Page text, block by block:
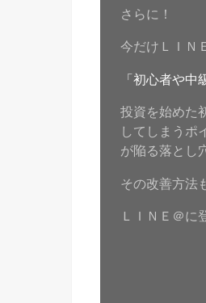
さらに！
今だけＬＩＮ
「初心者や
投資を始めた
してしまうポ
が陥る落とし
その改善方法
ＬＩＮＥ＠に